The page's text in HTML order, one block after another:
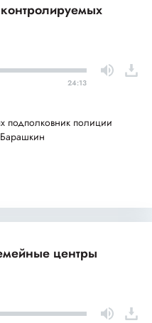
24:13
подполковник полиции
центры